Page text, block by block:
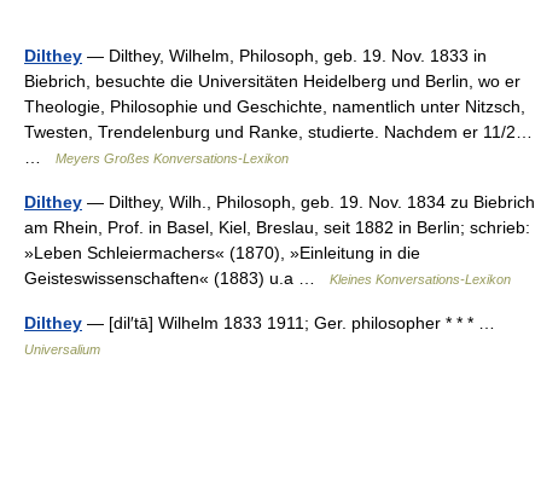
Dilthey — Dilthey, Wilhelm, Philosoph, geb. 19. Nov. 1833 in
Biebrich, besuchte die Universitäten Heidelberg und Berlin, wo er
Theologie, Philosophie und Geschichte, namentlich unter Nitzsch,
Twesten, Trendelenburg und Ranke, studierte. Nachdem er 11/2…
Meyers Großes Konversations-Lexikon
Dilthey — Dilthey, Wilh., Philosoph, geb. 19. Nov. 1834 zu Biebrich
am Rhein, Prof. in Basel, Kiel, Breslau, seit 1882 in Berlin; schrieb:
»Leben Schleiermachers« (1870), »Einleitung in die
Geisteswissenschaften« (1883) u.a …
Kleines Konversations-Lexikon
Dilthey — [dil′tā] Wilhelm 1833 1911; Ger. philosopher * * * …
Universalium